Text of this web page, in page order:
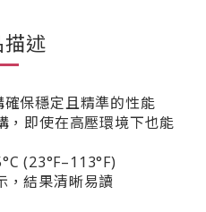
述
保穩定且精準的性能
，即使在高壓環境下也能
(23°F–113°F)
結果清晰易讀